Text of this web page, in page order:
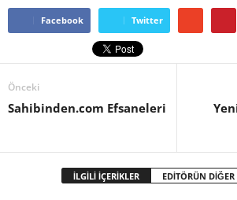
Facebook Twitter
Önceki
Sahibinden.com Efsaneleri
İLGİLİ İÇERİKLER EDİTÖRÜN DİĞER